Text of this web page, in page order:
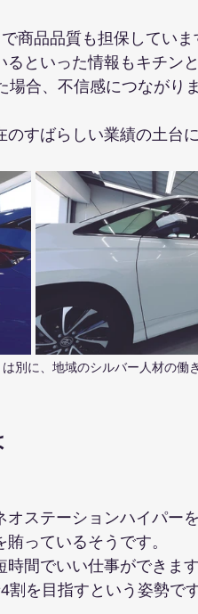
商品品質も担保していま
といった情報もキチン
合、不信感につながり
すばらしい業績の土台に
別に、地域のシルバー人材の働
ステーションハイパー
っているそうです。
時間でいい仕事ができま
を目指すという姿勢で